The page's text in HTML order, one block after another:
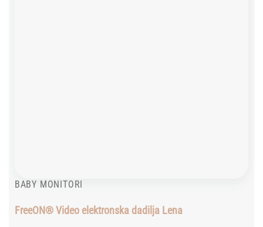
BABY MONITORI
FreeON® Video elektronska dadilja Lena